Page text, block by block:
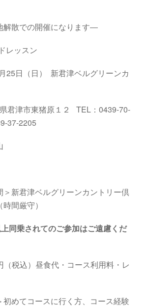
散での開催になります―
レッスン
25日（日） 新君津ベルグリーンカ
君津市東猪原１２ TEL：0439-70-
37-2205
＞新君津ベルグリーンカントリー倶
間厳守）
同乗されてのご参加はご遠慮くだ
（税込）昼食代・コース利用料・レ
初めてコースに行く方、コース経験